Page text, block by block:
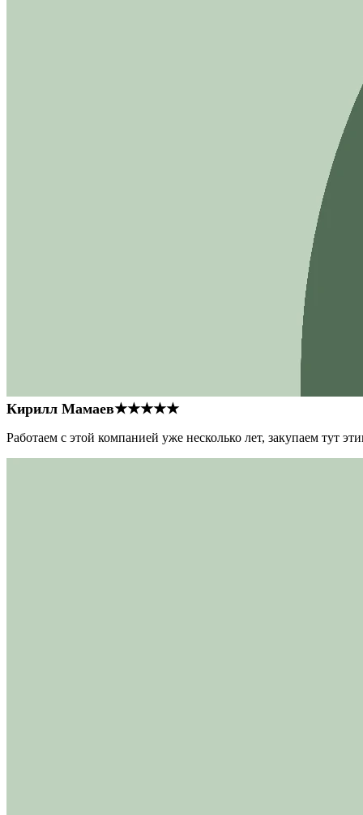
Кирилл Мамаев★★★★★
Работаем с этой компанией уже несколько лет, закупаем тут